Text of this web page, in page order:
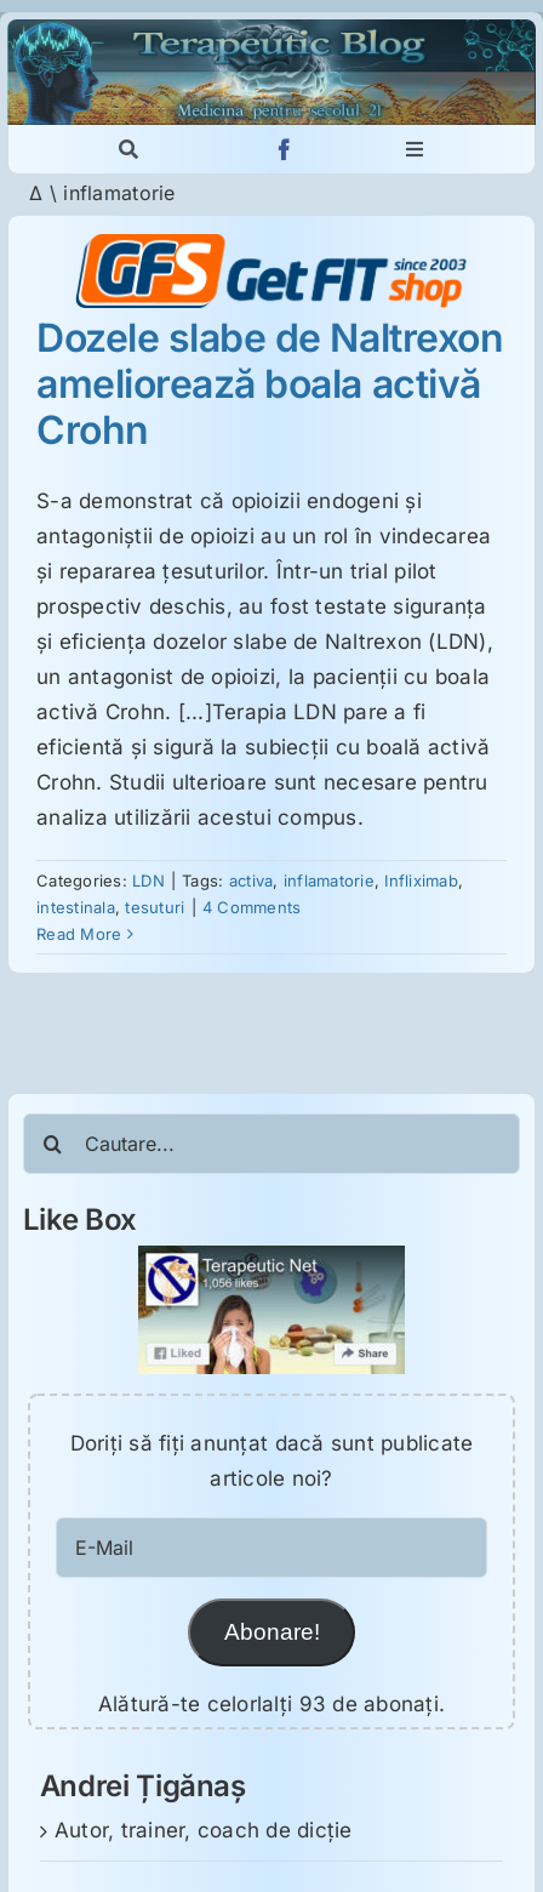
Skip
to
content
Toggle
Navigation
Cautare...
Toggle
Imunologie
Dermatologie
Psihiatrie
Neurologie
Intoleranţa la gluten
Suplimente
Reumatologie
Ginecologie
Dietă
ORL
Oncologie
Toxicologie
Antipsihiatrie
Psihoterapie
Antropologie
Proză utilă
Δ \ inflamatorie
Dozele slabe de Naltrexon
ameliorează boala activă
Crohn
S-a demonstrat că opioizii endogeni şi
antagoniştii de opioizi au un rol în vindecarea
şi repararea ţesuturilor. Într-un trial pilot
prospectiv deschis, au fost testate siguranţa
şi eficienţa dozelor slabe de Naltrexon (LDN),
un antagonist de opioizi, la pacienţii cu boala
activă Crohn. [...]Terapia LDN pare a fi
eficientă şi sigură la subiecţii cu boală activă
Crohn. Studii ulterioare sunt necesare pentru
analiza utilizării acestui compus.
Categories: LDN Tags: activa, inflamatorie, Infliximab,
intestinala,tesuturi
4 Comments
Read More
Cautare...
Like Box
Doriţi să fiţi anunţat dacă sunt publicate
articole noi?
Mail
Abonare!
Alătură-te celorlalți 93 de abonați.
Andrei Țigănaș
Autor, trainer, coach de dicție